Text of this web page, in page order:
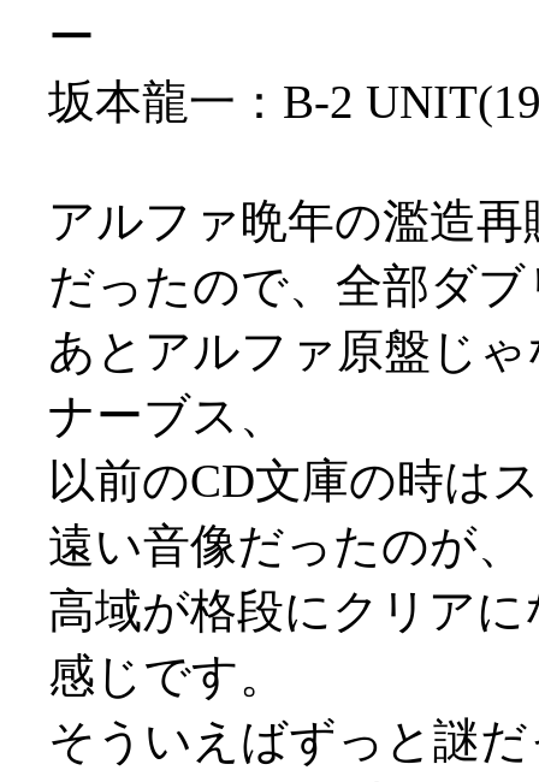
ー
坂本龍一：B-2
アルファ晩年の濫造
だったので、全部ダ
あとアルファ原盤じ
ナーブス、
以前のCD文庫の時は
遠い音像だったのが、
高域が格段にクリア
感じです。
そういえばずっと謎